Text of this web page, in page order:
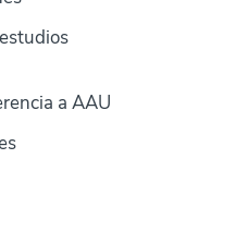
a AAU